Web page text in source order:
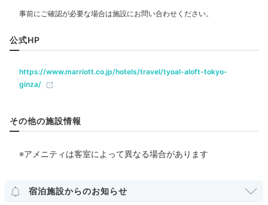
ト空間でプチ贅沢を楽しみましょ。
飲食
レストラン
ベビー＆子供関連
ベビーベッド
部屋情報
公式HP
https://www.marriott.co.jp/hotels/travel/tyoal-aloft-tokyo-
ginza/
その他の施設情報
※アメニティは客室によって異なる場合があります
宿泊施設からのお知らせ